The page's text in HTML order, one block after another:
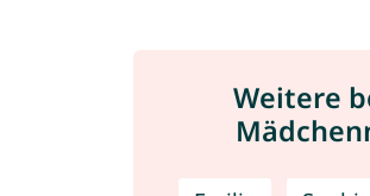
Weitere